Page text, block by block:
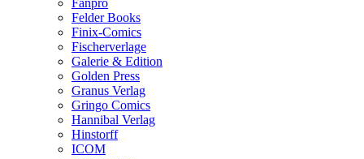
Fanpro
Felder Books
Finix-Comics
Fischerverlage
Galerie & Edition
Golden Press
Granus Verlag
Gringo Comics
Hannibal Verlag
Hinstorff
ICOM